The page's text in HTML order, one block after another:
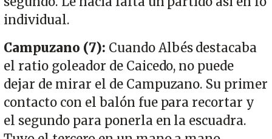
individual.
Campuzano (7): Cuando Albés destacaba
el ratio goleador de Caicedo, no puede
dejar de mirar el de Campuzano. Su primer
contacto con el balón fue para recortar y
el segundo para ponerla en la escuadra.